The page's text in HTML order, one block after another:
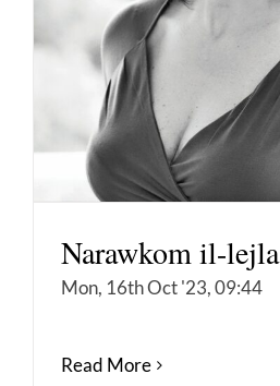
Narawkom il-lejla
Mon, 16th Oct '23, 09:44
Read More